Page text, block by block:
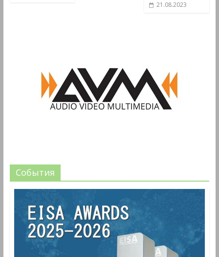
21.08.2023
События